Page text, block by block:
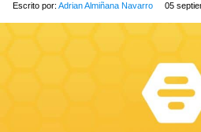
Escrito por: Adrian Almiñana Navarro 05